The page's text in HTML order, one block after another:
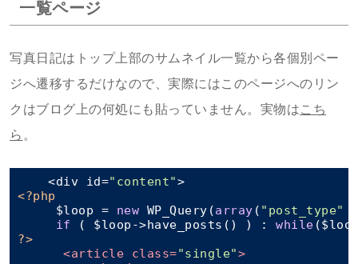
一覧ページ
写真日記はトップ上部のサムネイル一覧から各個別ペー
ジへ遷移するだけなので、実際にはこのページへのリン
クはブログ上の何処にも貼っていません。実物はこち
ら 。
    <div id=
"content"
<?php
     $loop =
new WP_Query(array ( "post_type"
if ( $loop->have_posts() ) : while
?>
<article class="single">